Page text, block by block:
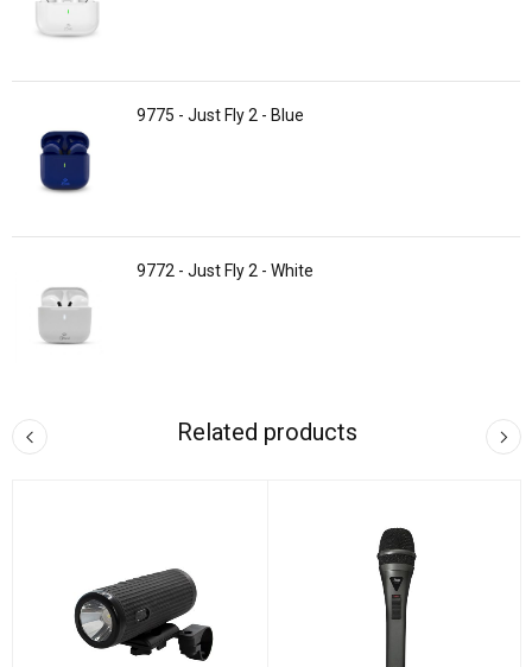
9775 - Just Fly 2 - Blue
9772 - Just Fly 2 - White
Related products